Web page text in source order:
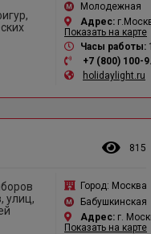
Молодежная
Адрес:
Показать на карте
Часы работы:
+7 (800) 100-
holidaylight.ru
815
улиц,
Город: Москва
Бабушкинская
Адрес: г.
Показать на карте